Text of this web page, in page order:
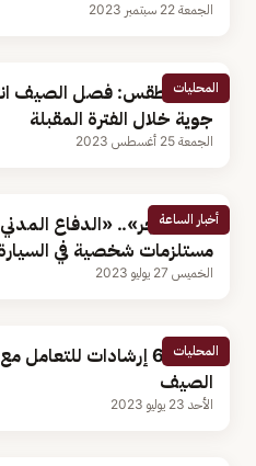
الجمعة 22 سبتمبر 2023
المحليات
محلل طقس: فصل الصيف
جوية خلال الفترة المقبلة
الجمعة 25 أغسطس 2023
أخبار الساعة
مستلزمات شخصية في
الخميس 27 يوليو 2023
المحليات
البيئة: 6 إرشادات
الصيف
الأحد 23 يوليو 2023